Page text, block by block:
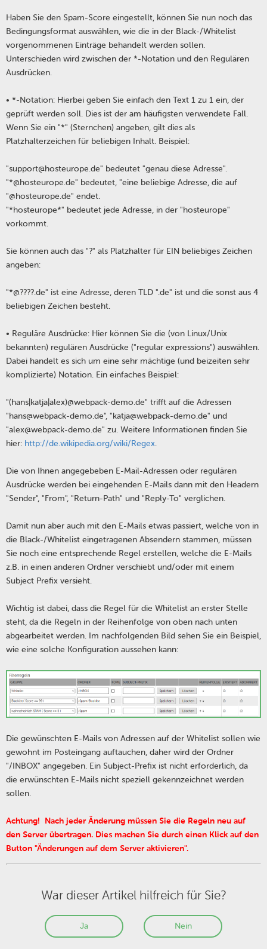
Haben Sie den Spam-Score eingestellt, können Sie nun noch das
Bedingungsformat auswählen, wie die in der Black-/Whitelist
vorgenommenen Einträge behandelt werden sollen.
Unterschieden wird zwischen der *-Notation und den Regulären
Ausdrücken.
• *-Notation: Hierbei geben Sie einfach den Text 1 zu 1 ein, der
geprüft werden soll. Dies ist der am häufigsten verwendete Fall.
Wenn Sie ein "*" (Sternchen) angeben, gilt dies als
Platzhalterzeichen für beliebigen Inhalt. Beispiel:
"support@hosteurope.de" bedeutet "genau diese Adresse".
"*@hosteurope.de" bedeutet, "eine beliebige Adresse, die auf
"@hosteurope.de" endet.
"*hosteurope*" bedeutet jede Adresse, in der "hosteurope"
vorkommt.
Sie können auch das "?" als Platzhalter für EIN beliebiges Zeichen
angeben:
"*@????.de" ist eine Adresse, deren TLD ".de" ist und die sonst aus 4
beliebigen Zeichen besteht.
• Reguläre Ausdrücke: Hier können Sie die (von Linux/Unix
bekannten) regulären Ausdrücke ("regular expressions") auswählen.
Dabei handelt es sich um eine sehr mächtige (und beizeiten sehr
komplizierte) Notation. Ein einfaches Beispiel:
"(hans|katja|alex)@webpack-demo.de" trifft auf die Adressen
"hans@webpack-demo.de", "katja@webpack-demo.de" und
"alex@webpack-demo.de" zu. Weitere Informationen finden Sie
hier: http://de.wikipedia.org/wiki/Regex.
Die von Ihnen angegebeben E-Mail-Adressen oder regulären
Ausdrücke werden bei eingehenden E-Mails dann mit den Headern
"Sender", "From", "Return-Path" und "Reply-To" verglichen.
Damit nun aber auch mit den E-Mails etwas passiert, welche von in
die Black-/Whitelist eingetragenen Absendern stammen, müssen
Sie noch eine entsprechende Regel erstellen, welche die E-Mails
z.B. in einen anderen Ordner verschiebt und/oder mit einem
Subject Prefix versieht.
Wichtig ist dabei, dass die Regel für die Whitelist an erster Stelle
steht, da die Regeln in der Reihenfolge von oben nach unten
abgearbeitet werden. Im nachfolgenden Bild sehen Sie ein Beispiel,
wie eine solche Konfiguration aussehen kann:
Die gewünschten E-Mails von Adressen auf der Whitelist sollen wie
gewohnt im Posteingang auftauchen, daher wird der Ordner
"/INBOX" angegeben. Ein Subject-Prefix ist nicht erforderlich, da
die erwünschten E-Mails nicht speziell gekennzeichnet werden
sollen.
Achtung! Nach jeder Änderung müssen Sie die Regeln neu auf
den Server übertragen. Dies machen Sie durch einen Klick auf den
Button "Änderungen auf dem Server aktivieren".
War dieser Artikel hilfreich für Sie?
Ja Nein